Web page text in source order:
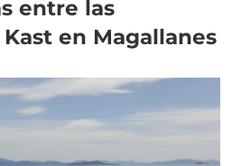
entre las
en Magallanes